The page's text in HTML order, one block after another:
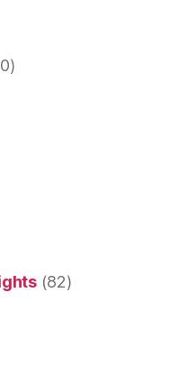
(82)